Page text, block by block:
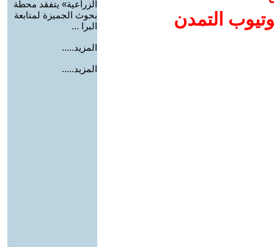
التمدن
الزراعية» يتفقد محطة
بحوث الجميزة لمتابعة
البرا ...
المزيد.....
المزيد.....